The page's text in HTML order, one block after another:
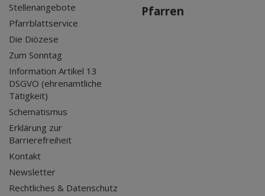
Stellenangebote
Pfarrblattservice
Die Diözese
Zum Sonntag
Information Artikel 13
DSGVO (ehrenamtliche
Tätigkeit)
Schematismus
Erklärung zur
Barrierefreiheit
Kontakt
Newsletter
Rechtliches & Datenschutz
Pfarren